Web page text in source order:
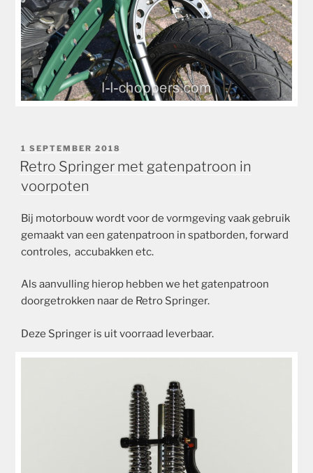
GEPLAATST
OP
1 SEPTEMBER 2018
Retro Springer met gatenpatroon in
voorpoten
Bij motorbouw wordt voor de vormgeving vaak gebruik
gemaakt van een gatenpatroon in spatborden, forward
controles, accubakken etc.
Als aanvulling hierop hebben we het gatenpatroon
doorgetrokken naar de Retro Springer.
Deze Springer is uit voorraad leverbaar.